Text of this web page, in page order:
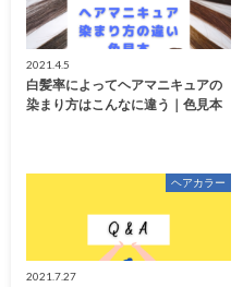
2021.4.5
白髪率によってヘアマニキュアの
染まり方はこんなに違う｜色見本
ヘアカラー
2021.7.27